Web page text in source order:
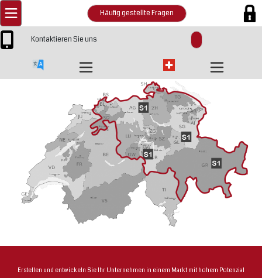
Häufig gestellte Fragen
Kontaktieren Sie uns
Erstellen und entwickeln Sie Ihr Unternehmen in einem Markt mit hohem Potenzial